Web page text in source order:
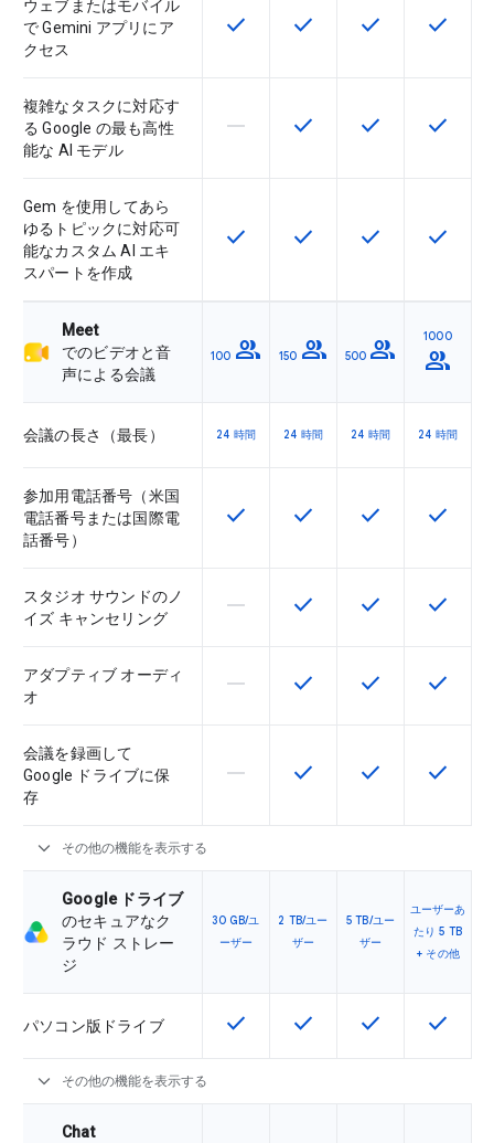
ウェブまたはモバイル
で Gemini アプリにア
クセス
この機能は該当の SKU で利用で
check この機能は該当の SKU
check この機能は該当
check この機
check
複雑なタスクに対応す
る Google の最も高性
能な AI モデル
この機能は該当の SKU でサポー
horizontal_rule この機能は該当の SKU
check この機能は該当
check この機
check
Gem を使用してあら
ゆるトピックに対応可
能なカスタム AI エキ
スパートを作成
この機能は該当の SKU で利用で
check この機能は該当の SKU
check この機能は該当
check この機
check
Meet
でのビデオと音
声による会議
100 group 150 group 500 group 1000
group
会議の長さ（最長） 24 時間 24 時間 24 時間 24 時間
参加用電話番号（米国
電話番号または国際電
話番号）
この機能は該当の SKU で利用で
check この機能は該当の SKU
check この機能は該当
check この機
check
スタジオ サウンドのノ
イズ キャンセリング
この機能は該当の SKU でサポー
horizontal_rule この機能は該当の SKU
check この機能は該当
check この機
check
アダプティブ オーディ
オ
この機能は該当の SKU でサポー
horizontal_rule この機能は該当の SKU
check この機能は該当
check この機
check
会議を録画して
Google ドライブに保
存
この機能は該当の SKU でサポー
horizontal_rule この機能は該当の SKU
check この機能は該当
check この機
check
expand_more その他の機能を表示する
Google ドライブ
のセキュアなク
ラウド ストレー
ジ
30 GB/ユ
ーザー
2 TB/ユー
ザー
5 TB/ユー
ザー
ユーザーあ
たり 5 TB
+ その他
パソコン版ドライブ この機能は該当の SKU で利用で
check この機能は該当の SKU
check この機能は該当
check この機
check
expand_more その他の機能を表示する
Chat